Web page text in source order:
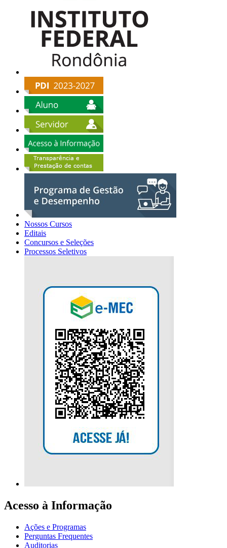
Nossos Cursos
Editais
Concursos e Seleções
Processos Seletivos
Acesso à Informação
Ações e Programas
Perguntas Frequentes
Auditorias